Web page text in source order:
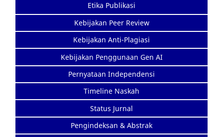
Etika Publikasi
Kebijakan Peer Review
Kebijakan Anti-Plagiasi
Kebijakan Penggunaan Gen AI
Pernyataan Independensi
Timeline Naskah
Status Jurnal
Pengindeksan & Abstrak